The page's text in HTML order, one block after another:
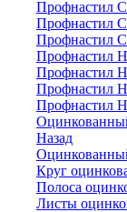
Профнастил
Профнастил
Профнастил
Профнастил
Профнастил
Профнастил
Профнастил
Назад
Круг
Полоса
Листы